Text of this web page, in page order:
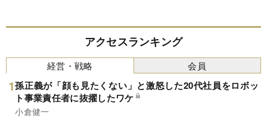
アクセスランキング
経営・戦略
孫正義が「顔も見たくない」と激怒した20代社員をロボッ
ト事業責任者に抜擢したワケ
小倉健一
会員